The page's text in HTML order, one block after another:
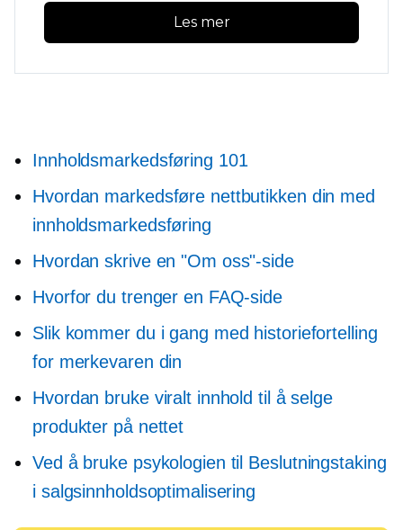
Les mer
Innholdsmarkedsføring 101
Hvordan markedsføre nettbutikken din med
innholdsmarkedsføring
Hvordan skrive en "Om oss"-side
Hvorfor du trenger en FAQ-side
Slik kommer du i gang med historiefortelling
for merkevaren din
Hvordan bruke viralt innhold til å selge
produkter på nettet
Ved å bruke psykologien til Beslutningstaking
i salgsinnholdsoptimalisering